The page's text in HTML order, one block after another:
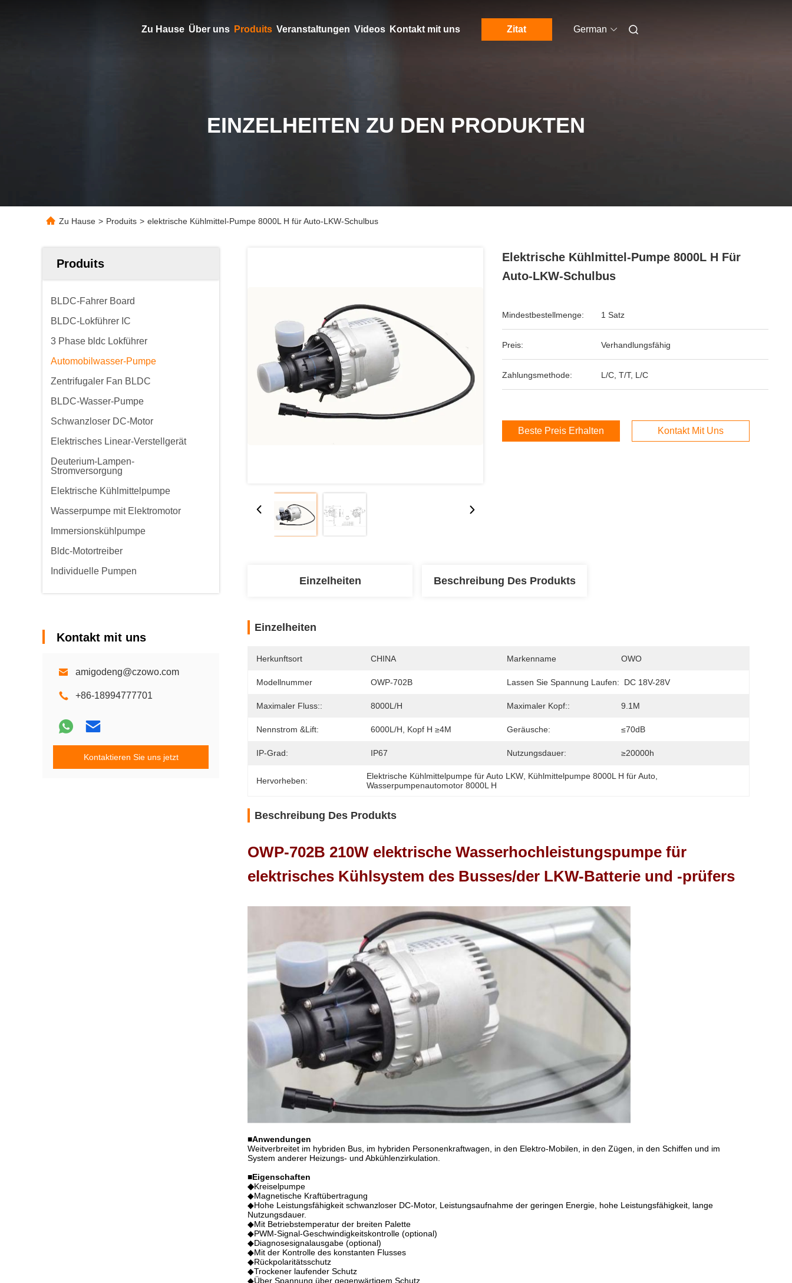
Zu Hause Über uns Produits Veranstaltungen Videos Kontakt mit uns Zitat German
EINZELHEITEN ZU DEN PRODUKTEN
Zu Hause > Produits > elektrische Kühlmittel-Pumpe 8000L H für Auto-LKW-Schulbus
Produits
BLDC-Fahrer Board
BLDC-Lokführer IC
3 Phase bldc Lokführer
Automobilwasser-Pumpe
Zentrifugaler Fan BLDC
BLDC-Wasser-Pumpe
Schwanzloser DC-Motor
Elektrisches Linear-Verstellgerät
Deuterium-Lampen-
Stromversorgung
Elektrische Kühlmittelpumpe
Wasserpumpe mit Elektromotor
Immersionskühlpumpe
Bldc-Motortreiber
Individuelle Pumpen
Kontakt mit uns
amigodeng@czowo.com
+86-18994777701
Kontaktieren Sie uns jetzt
Elektrische Kühlmittel-Pumpe 8000L H Für
Auto-LKW-Schulbus
Mindestbestellmenge: 1 Satz
Preis: Verhandlungsfähig
Zahlungsmethode: L/C, T/T, L/C
Beste Preis Erhalten Kontakt Mit Uns
Einzelheiten Beschreibung Des Produkts
Einzelheiten
Herkunftsort CHINA Markenname OWO
Modellnummer OWP-702B Lassen Sie Spannung Laufen: DC 18V-28V
Maximaler Fluss:: 8000L/H Maximaler Kopf:: 9.1M
Nennstrom &lift: 6000L/H, Kopf H ≥4M Geräusche: ≤70dB
IP-Grad: IP67 Nutzungsdauer: ≥20000h
Hervorheben: Elektrische Kühlmittelpumpe für Auto LKW Kühlmittelpumpe 8000L H für Auto
Wasserpumpenautomotor 8000L H
Beschreibung Des Produkts
OWP-702B 210W elektrische Wasserhochleistungspumpe für
elektrisches Kühlsystem des Busses/der LKW-Batterie und -prüfers
■Anwendungen
Weitverbreitet im hybriden Bus, im hybriden Personenkraftwagen, in den Elektro-Mobilen, in den Zügen, in den Schiffen und im
System anderer Heizungs- und Abkühlenzirkulation.
■Eigenschaften
◆Kreiselpumpe
◆Magnetische Kraftübertragung
◆Hohe Leistungsfähigkeit schwanzloser DC-Motor, Leistungsaufnahme der geringen Energie, hohe Leistungsfähigkeit, lange
Nutzungsdauer.
◆Mit Betriebstemperatur der breiten Palette
◆PWM-Signal-Geschwindigkeitskontrolle (optional)
◆Diagnosesignalausgabe (optional)
◆Mit der Kontrolle des konstanten Flusses
◆Rückpolaritätsschutz
◆Trockener laufender Schutz
◆Über Spannung über gegenwärtigem Schutz